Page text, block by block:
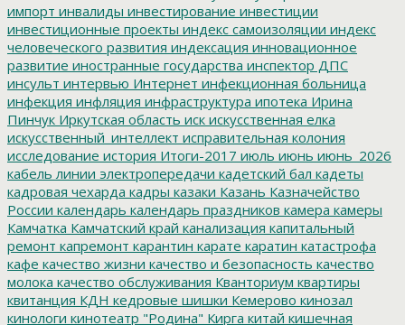
импорт инвалиды инвестирование инвестиции
инвестиционные проекты индекс самоизоляции индекс
человеческого развития индексация инновационное
развитие иностранные государства инспектор ДПС
инсульт интервью Интернет инфекционная больница
инфекция инфляция инфраструктура ипотека Ирина
Пинчук Иркутская область иск искусственная елка
искусственный_интеллект исправительная колония
исследование история Итоги-2017 июль июнь июнь_2026
кабель линии электропередачи кадетский бал кадеты
кадровая чехарда кадры казаки Казань Казначейство
России календарь календарь праздников камера камеры
Камчатка Камчатский край канализация капитальный
ремонт капремонт карантин карате каратин катастрофа
кафе качество жизни качество и безопасность качество
молока качество обслуживания Кванториум квартиры
квитанция КДН кедровые шишки Кемерово кинозал
кинологи кинотеатр "Родина" Кирга китай кишечная